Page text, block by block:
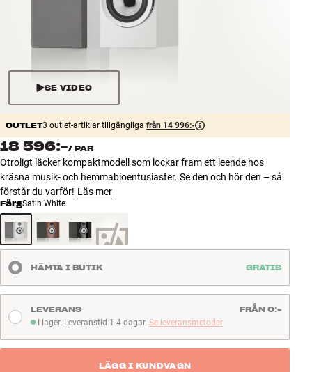
INSPIRATION
MÄRKEN
ERBJUDANDEN
Hitta Butik
Kundtjänst
Logga in
Kundtjänst
Bygg med ljud
Företag
SE VIDEO
OUTLET3 outlet-artiklar tillgängliga från 14 996:-
18 596:-/ PAR
Otroligt läcker kompaktmodell som lockar fram ett leende hos
kräsna musik- och hemmabioentusiaster. Se den och hör den – så
förstår du varför! Läs mer
FärgSatin White
HÄMTA I BUTIK GRATIS
I lager. Leveranstid 1-4 dagar
I lager. Leveranstid 1-4 dagar. Se leveransmetoder
LEVERANS FRÅN 0:-
LÄGG I KUNDVAGN